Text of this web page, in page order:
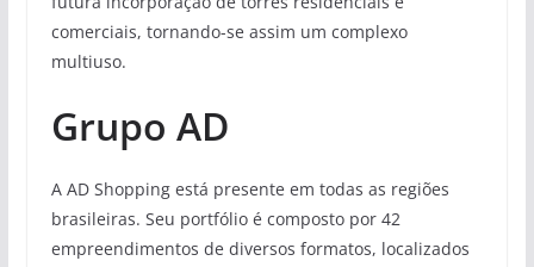
comerciais, tornando-se assim um complexo
multiuso.
Grupo AD
A AD Shopping está presente em todas as regiões
brasileiras. Seu portfólio é composto por 42
empreendimentos de diversos formatos, localizados